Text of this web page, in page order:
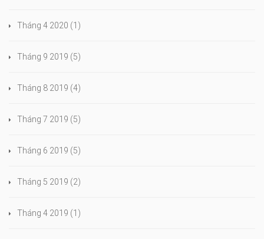
Tháng 4 2020 (1)
Tháng 9 2019 (5)
Tháng 8 2019 (4)
Tháng 7 2019 (5)
Tháng 6 2019 (5)
Tháng 5 2019 (2)
Tháng 4 2019 (1)